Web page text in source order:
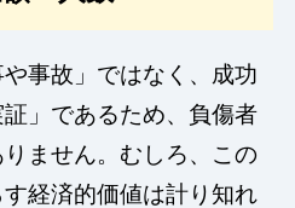
事故」ではなく、成功
」であるため、負傷者
ません。むしろ、この
経済的価値は計り知れ